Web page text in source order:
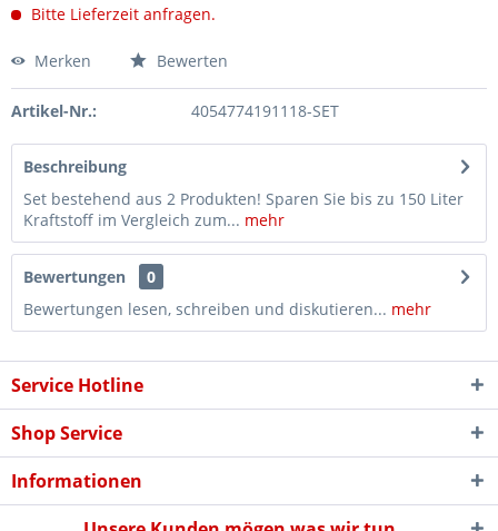
Bitte Lieferzeit anfragen.
Merken Bewerten
Artikel-Nr.: 4054774191118-SET
Beschreibung
Set bestehend aus 2 Produkten! Sparen Sie bis zu 150 Liter
Kraftstoff im Vergleich zum... mehr
Bewertungen
0
Bewertungen lesen, schreiben und diskutieren... mehr
Service Hotline
Shop Service
Informationen